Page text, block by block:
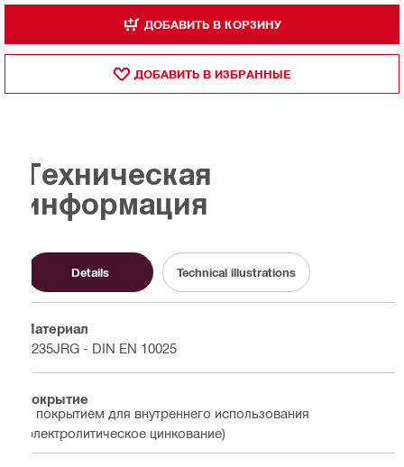
ДОБАВИТЬ В КОРЗИНУ
ДОБАВИТЬ В ИЗБРАННЫЕ
Техническая
информация
Details Technical illustrations
Материал
S235JRG - DIN EN 10025
Покрытие
С покрытием для внутреннего использования
(электролитическое цинкование)